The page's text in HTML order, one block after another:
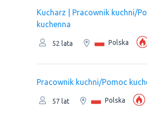
Kucharz | Pracownik kuchni/
kuchenna
52 lata Polska
Pracownik kuchni/Pomoc
57 lat Polska